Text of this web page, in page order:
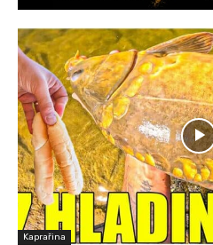
Kaprařina